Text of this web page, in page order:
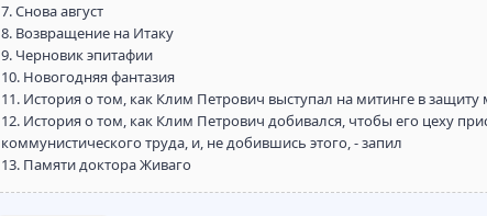
7. Снова август
8. Возвращение на Итаку
9. Черновик эпитафии
10. Новогодняя фантазия
11. История о том, как Клим Петрович выступал на митинге в защиту
12. История о том, как Клим Петрович добивался, чтобы его цеху
коммунистического труда, и, не добившись этого, - запил
13. Памяти доктора Живаго